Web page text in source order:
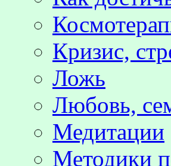
Кризис,
Ложь
Любовь,
Медитации
Методики